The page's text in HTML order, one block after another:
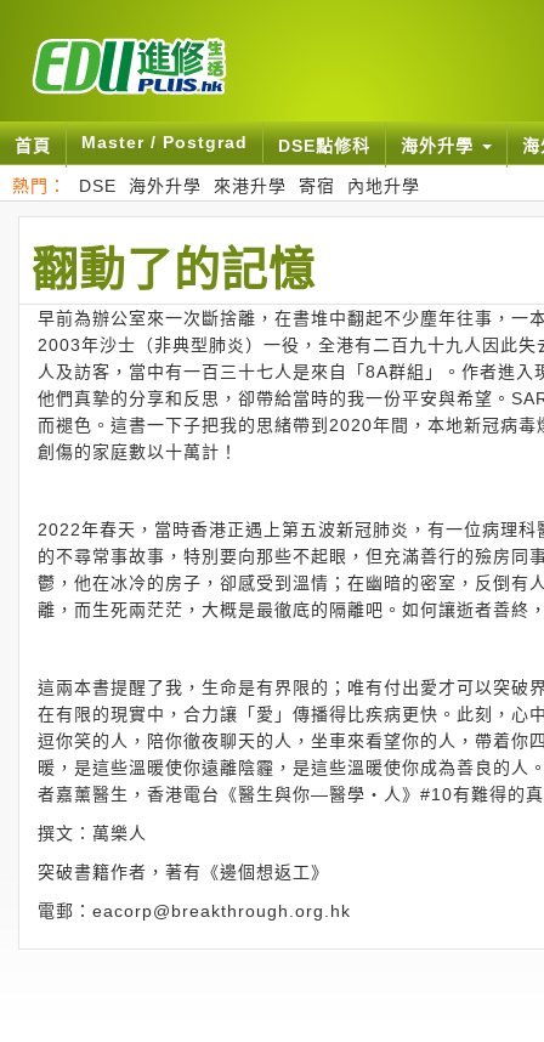
首頁 Master / Postgrad DSE點修科 海外升學
熱門： DSE 海外升學 來港升學 寄宿 內地升學
翻動了的記憶
早前為辦公室來一次斷捨離，在書堆中翻起不少塵年往事，
2003年沙士（非典型肺炎）一役，全港有二百九十九人因此
人及訪客，當中有一百三十七人是來自「8A群組」。作者進
他們真摯的分享和反思，卻帶給當時的我一份平安與希望。
而褪色。這書一下子把我的思緒帶到2020年間，本地新冠病
創傷的家庭數以十萬計！
2022年春天，當時香港正遇上第五波新冠肺炎，有一位病理
的不尋常事故事，特別要向那些不起眼，但充滿善行的殮房
鬱，他在冰冷的房子，卻感受到溫情；在幽暗的密室，反倒
離，而生死兩茫茫，大概是最徹底的隔離吧。如何讓逝者善終
這兩本書提醒了我，生命是有界限的；唯有付出愛才可以突
在有限的現實中，合力讓「愛」傳播得比疾病更快。此刻，
逗你笑的人，陪你徹夜聊天的人，坐車來看望你的人，帶着
暖，是這些溫暖使你遠離陰霾，是這些溫暖使你成為善良的
者嘉薰醫生，香港電台《醫生與你—醫學‧人》#10有難得的
撰文：萬樂人
突破書籍作者，著有《邊個想返工》
電郵： eacorp@breakthrough.org.hk